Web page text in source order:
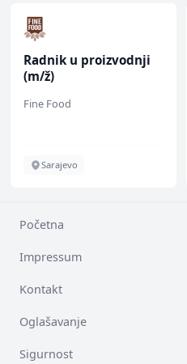
Radnik u proizvodnji
(m/ž)
Fine Food
Sarajevo
Početna
Impressum
Kontakt
Oglašavanje
Sigurnost